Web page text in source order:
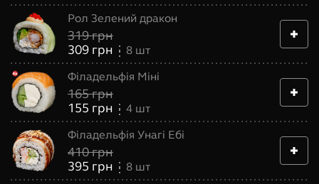
Рол Зелений дракон
319грн
309 грн 8 шт
Філадельфія Міні
165грн
155 грн 4 шт
Філадельфія Унагі Ебі
410грн
395 грн 8 шт